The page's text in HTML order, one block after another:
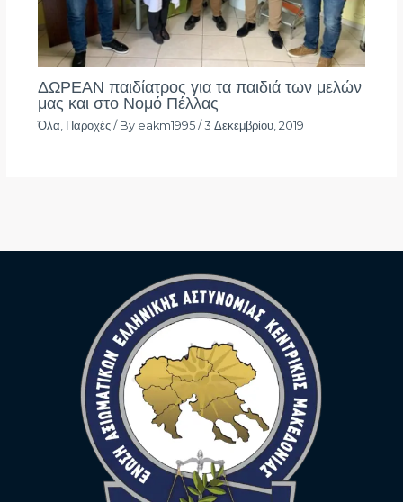
ΔΩΡΕΑΝ παιδίατρος για τα παιδιά των μελών
μας και στο Νομό Πέλλας
Όλα, Παροχές/ By eakm1995 / 3 Δεκεμβρίου, 2019